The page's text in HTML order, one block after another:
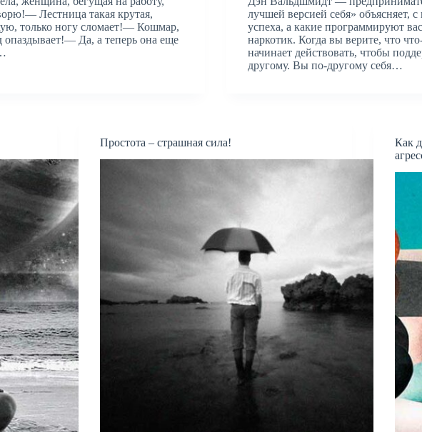
Лестница такая крутая,
только ногу сломает!— Кошмар,
опаздывает!— Да, а теперь она еще
лучшей версией себя» объясняет,
успеха, а какие программируют
наркотик. Когда вы верите, что
начинает действовать, чтобы
другому. Вы по-другому себя…
Простота – страшная сила!
Как